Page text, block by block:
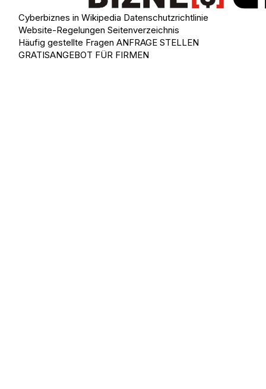
Cyberbiznes in Wikipedia Datenschutzrichtlinie
Website-Regelungen Seitenverzeichnis
Häufig gestellte Fragen ANFRAGE STELLEN
GRATISANGEBOT FÜR FIRMEN